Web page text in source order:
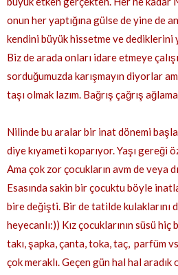
onun her yaptığına gülse de yine de
kendini büyük hissetme ve dediklerini
Biz de arada onları idare etmeye
sorduğumuzda karışmayın diyorlar
taşı olmak lazım. Bağrış çağrış
Nilinde bu aralar bir inat dönemi
diye kıyameti koparıyor. Yaşı gereği
Ama çok zor çocukların avm de veya
Esasında sakin bir çocuktu böyle
bire değişti. Bir de tatilde kulaklarını
heyecanlı:)) Kız çocuklarının süsü
takı, şapka, çanta, toka, taç, parfüm
çok meraklı. Geçen gün hal hal